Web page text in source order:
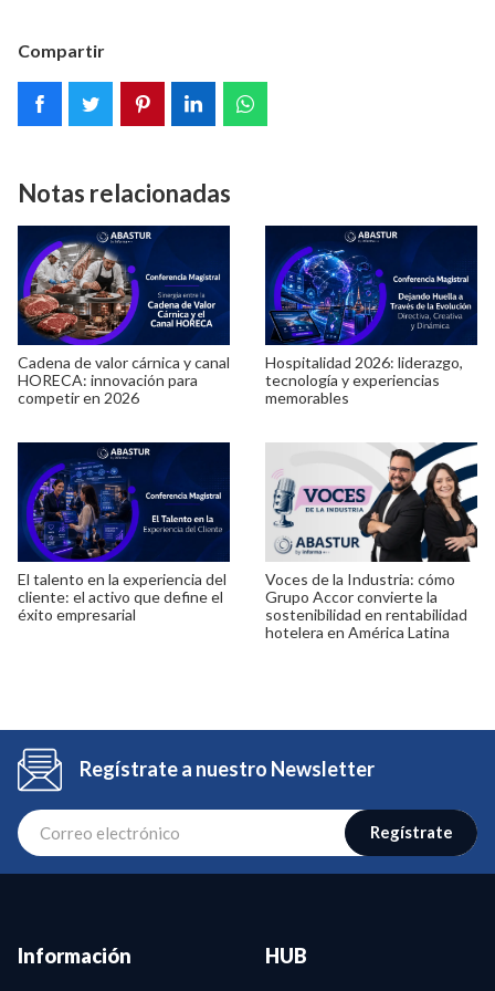
Compartir
Notas relacionadas
Cadena de valor cárnica y canal
HORECA: innovación para
competir en 2026
Hospitalidad 2026: liderazgo,
tecnología y experiencias
memorables
El talento en la experiencia del
cliente: el activo que define el
éxito empresarial
Voces de la Industria: cómo
Grupo Accor convierte la
sostenibilidad en rentabilidad
hotelera en América Latina
Regístrate a nuestro Newsletter
Regístrate
Información HUB